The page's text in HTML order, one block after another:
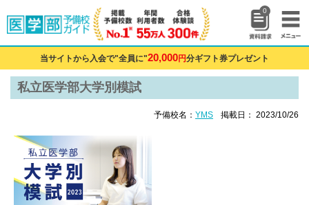
0
当サイトから入会で"全員に"20,000円分ギフト券プレゼント
私立医学部大学別模試
予備校名： YMS 掲載日： 2023/10/26